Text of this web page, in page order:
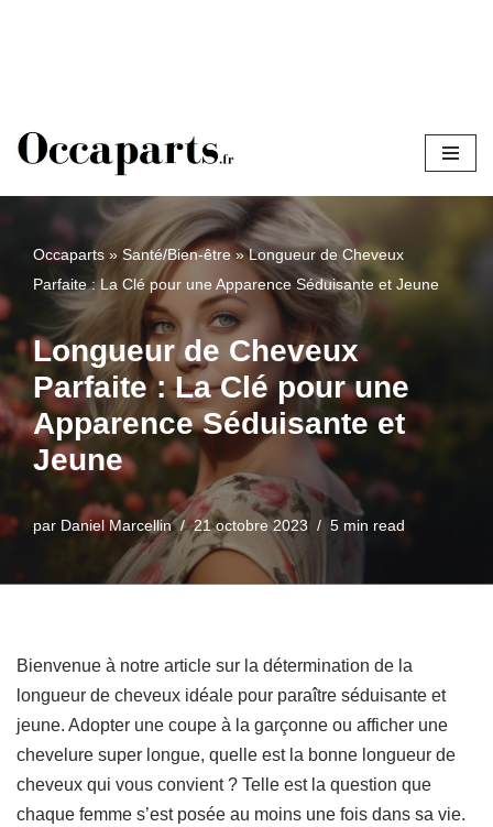
au
contenu
Occaparts » Santé/Bien-être»Longueur de Cheveux
Parfaite : La Clé pour une Apparence Séduisante et Jeune
Longueur de Cheveux
Parfaite : La Clé pour une
Apparence Séduisante et
Jeune
par Daniel Marcellin 21 octobre 2023 5 min read
Bienvenue à notre article sur la détermination de la
longueur de cheveux idéale pour paraître séduisante et
jeune. Adopter une coupe à la garçonne ou afficher une
chevelure super longue, quelle est la bonne longueur de
cheveux qui vous convient ? Telle est la question que
chaque femme s’est posée au moins une fois dans sa vie.